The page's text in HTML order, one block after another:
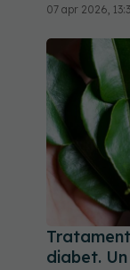
07 apr 2026,
diabet.